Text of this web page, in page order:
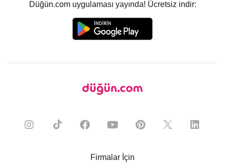
Düğün.com uygulaması yayında! Ücretsiz indir:
Firmalar İçin